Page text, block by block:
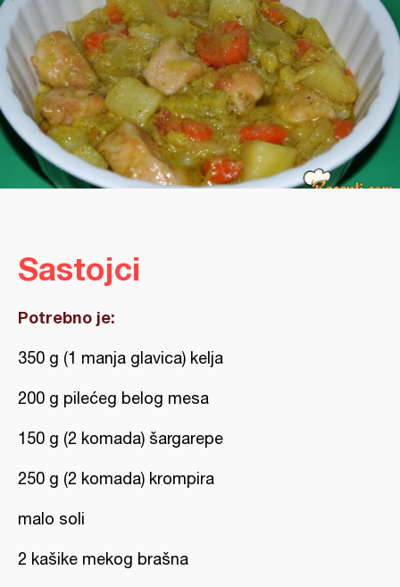
Sastojci
Potrebno je:
350 g (1 manja glavica) kelja
200 g pilećeg belog mesa
150 g (2 komada) šargarepe
250 g (2 komada) krompira
malo soli
2 kašike mekog brašna